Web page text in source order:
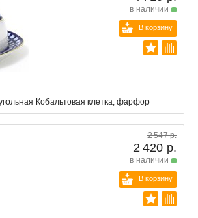
в наличии
В корзину
Кобальтовая клетка, фарфор
2 547 р.
2 420 р.
в наличии
В корзину